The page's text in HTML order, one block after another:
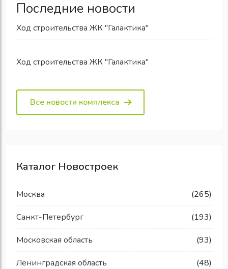
Последние новости
Ход строительства ЖК "Галактика"
Ход строительства ЖК "Галактика"
Все новости комплекса
Каталог Новостроек
Москва (265)
Санкт-Петербург (193)
Московская область (93)
Ленинградская область (48)